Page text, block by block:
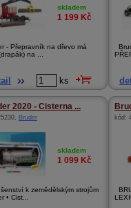
skladem
1 199 Kč
- Přepravník na dřevo má
na ...
ks
2020 - Cisterna ...
, Bruder
skladem
1 099 Kč
k zemědělským strojům
• Cist...
kód: